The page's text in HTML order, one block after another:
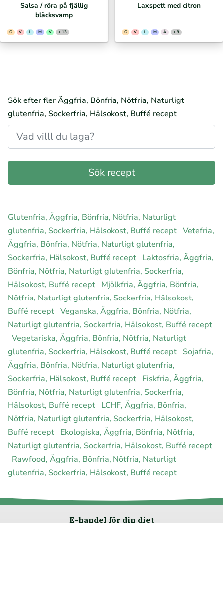
Salsa / röra på fjällig
bläcksvamp
G V L M V + 13
Laxspett med citron
G V L M Ä + 9
Sök efter fler Äggfria, Bönfria, Nötfria, Naturligt
glutenfria, Sockerfria, Hälsokost, Buffé recept
Glutenfria, Äggfria, Bönfria, Nötfria, Naturligt
glutenfria, Sockerfria, Hälsokost, Buffé recept Vetefria,
Äggfria, Bönfria, Nötfria, Naturligt glutenfria,
Sockerfria, Hälsokost, Buffé recept Laktosfria, Äggfria,
Bönfria, Nötfria, Naturligt glutenfria, Sockerfria,
Hälsokost, Buffé recept Mjölkfria, Äggfria, Bönfria,
Nötfria, Naturligt glutenfria, Sockerfria, Hälsokost,
Buffé recept Veganska, Äggfria, Bönfria, Nötfria,
Naturligt glutenfria, Sockerfria, Hälsokost, Buffé recept
Vegetariska, Äggfria, Bönfria, Nötfria, Naturligt
glutenfria, Sockerfria, Hälsokost, Buffé recept Sojafria,
Äggfria, Bönfria, Nötfria, Naturligt glutenfria,
Sockerfria, Hälsokost, Buffé recept Fiskfria, Äggfria,
Bönfria, Nötfria, Naturligt glutenfria, Sockerfria,
Hälsokost, Buffé recept LCHF, Äggfria, Bönfria,
Nötfria, Naturligt glutenfria, Sockerfria, Hälsokost,
Buffé recept Ekologiska, Äggfria, Bönfria, Nötfria,
Naturligt glutenfria, Sockerfria, Hälsokost, Buffé recept
Rawfood, Äggfria, Bönfria, Nötfria, Naturligt
glutenfria, Sockerfria, Hälsokost, Buffé recept
E-handel för din diet